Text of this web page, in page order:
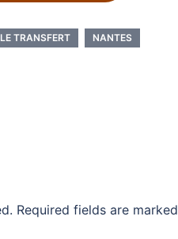
LE TRANSFERT NANTES
Required fields are marked